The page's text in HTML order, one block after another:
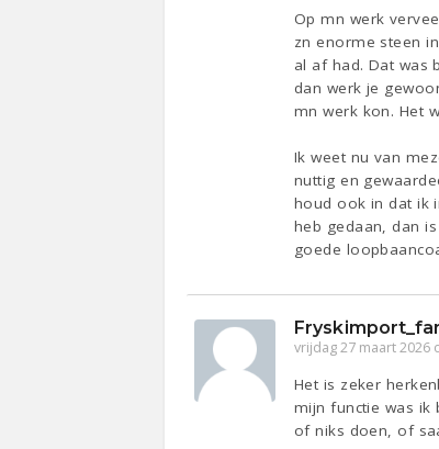
Op mn werk
zn enorme steen
al af had. Dat was
dan werk je
mn werk kon. Het
Ik weet nu van
nuttig en
houd ook in dat ik
heb gedaan, dan
goede
vrijdag 27 maart 2026
Het is zeker
mijn functie was ik
of niks doen, of